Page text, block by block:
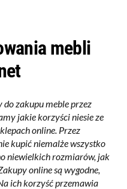
mebli
do zakupu meble przez
jakie korzyści niesie ze
online. Przez
kupić niemalże wszystko
niewielkich rozmiarów, jak
online są wygodne,
ich korzyść przemawia